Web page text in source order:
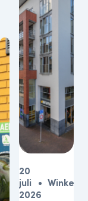
20
juli
2026
Winkels